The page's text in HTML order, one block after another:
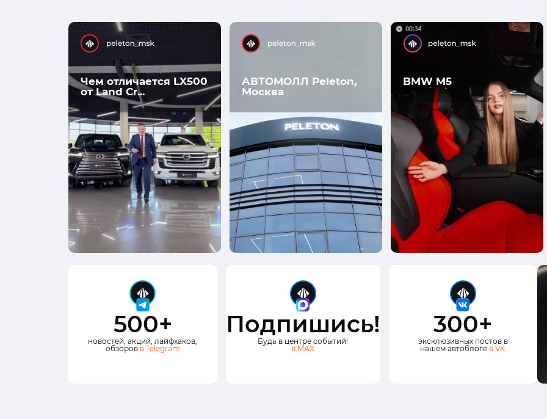
Чем отличается LX500
от Land Cr...
АВТОМОЛЛ Peleton,
Москва
BMW M5
500+
новостей, акций, лайфхаков,
обзоров в Telegram
Подпишись!
Будь в центре событий!
в MAX
300+
эксклюзивных постов в
нашем автоблоге в VK